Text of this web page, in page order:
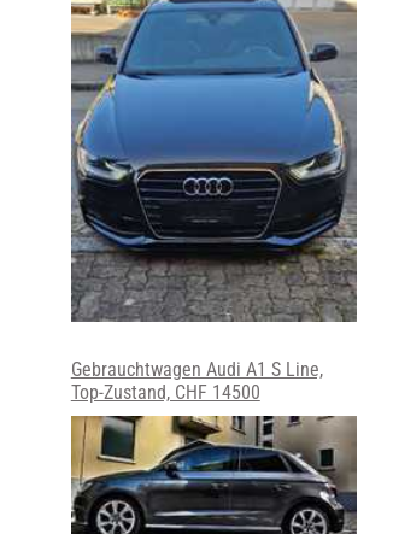
Gebrauchtwagen Audi A1 S Line,
Top-Zustand, CHF 14500